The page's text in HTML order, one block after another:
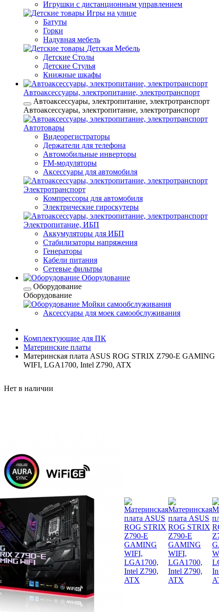
Игрушки c дистанционным управлением
Игры на улице
Батуты
Горки
Надувная мебель
Детская Мебель
Детские Столы
Детские Стулья
Книжные шкафы
Автоаксессуары, электропитание, электротранспорт
Автоаксессуары, электропитание, электротранспорт
Автоаксессуары, электропитание, электротранспорт
Автотовары
Видеорегистраторы
Держатели для телефона
Автомобильные инверторы
FM-модуляторы
Аксессуары для автомобиля
Электротранспорт
Компрессоры для автомобиля
Электрические гироскутеры
Электропитание, ИБП
Аккумуляторы для ИБП
Стабилизаторы напряжения
Генераторы
Кабели питания
Сетевые фильтры
Оборудование
Оборудование
Оборудование
Мойки самообслуживания
Аксессуары для моек самообслуживания
Комплектующие для ПК
Материнские платы
Материнская плата ASUS ROG STRIX Z790-E GAMING
WIFI, LGA1700, Intel Z790, ATX
Нет в наличии